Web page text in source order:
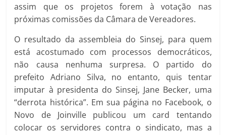
assim que os projetos forem à votação nas
próximas comissões da Câmara de Vereadores.
O resultado da assembleia do Sinsej, para quem
está acostumado com processos democráticos,
não causa nenhuma surpresa. O partido do
prefeito Adriano Silva, no entanto, quis tentar
imputar à presidenta do Sinsej, Jane Becker, uma
“derrota histórica”. Em sua página no Facebook, o
Novo de Joinville publicou um card tentando
colocar os servidores contra o sindicato, mas a